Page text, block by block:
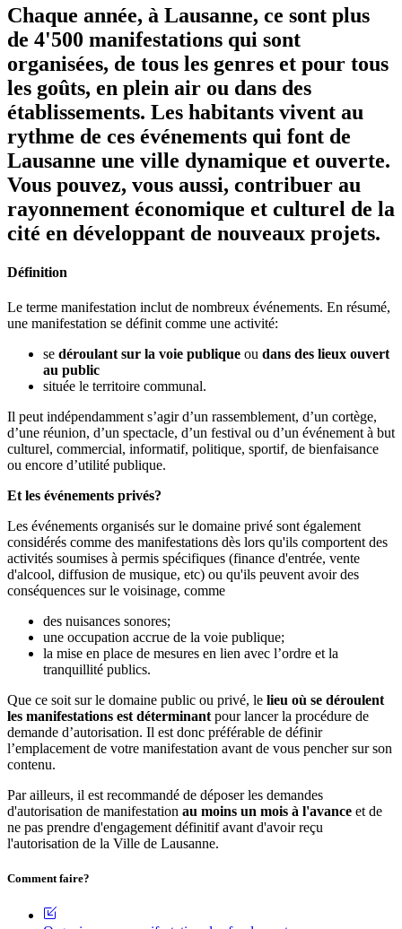
Chaque année, à Lausanne, ce sont plus
de 4'500 manifestations qui sont
organisées, de tous les genres et pour tous
les goûts, en plein air ou dans des
établissements. Les habitants vivent au
rythme de ces événements qui font de
Lausanne une ville dynamique et ouverte.
Vous pouvez, vous aussi, contribuer au
rayonnement économique et culturel de la
cité en développant de nouveaux projets.
Définition
Le terme manifestation inclut de nombreux événements. En résumé,
une manifestation se définit comme une activité:
se déroulant sur la voie publique ou dans des lieux ouvert
au public
située le territoire communal.
Il peut indépendamment s’agir d’un rassemblement, d’un cortège,
d’une réunion, d’un spectacle, d’un festival ou d’un événement à but
culturel, commercial, informatif, politique, sportif, de bienfaisance
ou encore d’utilité publique.
Et les événements privés?
Les événements organisés sur le domaine privé sont également
considérés comme des manifestations dès lors qu'ils comportent des
activités soumises à permis spécifiques (finance d'entrée, vente
d'alcool, diffusion de musique, etc) ou qu'ils peuvent avoir des
conséquences sur le voisinage, comme
des nuisances sonores;
une occupation accrue de la voie publique;
la mise en place de mesures en lien avec l’ordre et la
tranquillité publics.
Que ce soit sur le domaine public ou privé, le lieu où se déroulent
les manifestations est déterminant pour lancer la procédure de
demande d’autorisation. Il est donc préférable de définir
l’emplacement de votre manifestation avant de vous pencher sur son
contenu.
Par ailleurs, il est recommandé de déposer les demandes
d'autorisation de manifestation au moins un mois à l'avance et de
ne pas prendre d'engagement définitif avant d'avoir reçu
l'autorisation de la Ville de Lausanne.
Comment faire?